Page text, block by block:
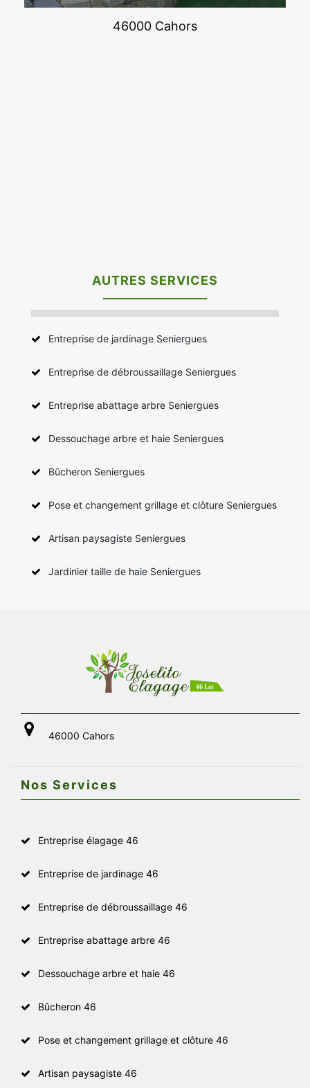
46000 Cahors
AUTRES SERVICES
Entreprise de jardinage Seniergues
Entreprise de débroussaillage Seniergues
Entreprise abattage arbre Seniergues
Dessouchage arbre et haie Seniergues
Bûcheron Seniergues
Pose et changement grillage et clôture Seniergues
Artisan paysagiste Seniergues
Jardinier taille de haie Seniergues
46000 Cahors
Nos Services
Entreprise élagage 46
Entreprise de jardinage 46
Entreprise de débroussaillage 46
Entreprise abattage arbre 46
Dessouchage arbre et haie 46
Bûcheron 46
Pose et changement grillage et clôture 46
Artisan paysagiste 46